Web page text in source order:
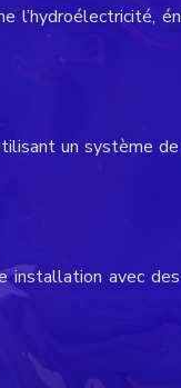
un système de
installation avec